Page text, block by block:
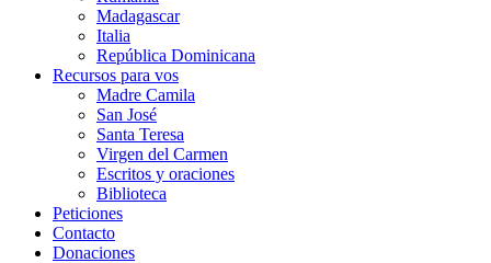
Madagascar
Italia
República Dominicana
Recursos para vos
Madre Camila
San José
Santa Teresa
Virgen del Carmen
Escritos y oraciones
Biblioteca
Peticiones
Contacto
Donaciones